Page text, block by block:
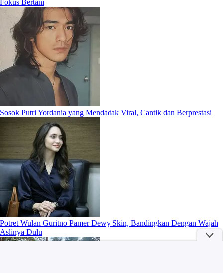
Fokus Bertani
Sosok Putri Yordania yang Mendadak Viral, Cantik dan Berprestasi
Potret Wulan Guritno Pamer Dewy Skin, Bandingkan Dengan Wajah
Aslinya Dulu